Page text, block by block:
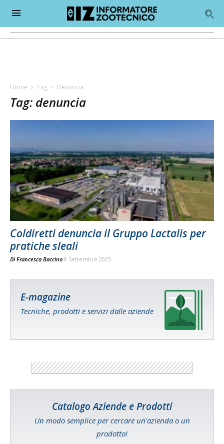
Home Tag Denuncia
Tag: denuncia
Coldiretti denuncia il Gruppo Lactalis per
pratiche sleali
Di Francesca Baccino 8 Settembre 2023
E-magazine
Tecniche, prodotti e servizi dalle aziende
Catalogo Aziende e Prodotti
Un modo semplice per cercare un'azienda o un
prodotto!